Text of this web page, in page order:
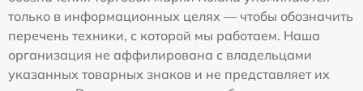
только в информационных целях — чтобы обозначить
перечень техники, с которой мы работаем. Наша
организация не аффилирована с владельцами
указанных товарных знаков и не представляет их